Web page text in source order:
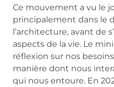
Ce mouvement a vu le
principalement dans le
l’architecture, avant de
aspects de la vie. Le
réflexion sur nos
manière dont nous
qui nous entoure. En